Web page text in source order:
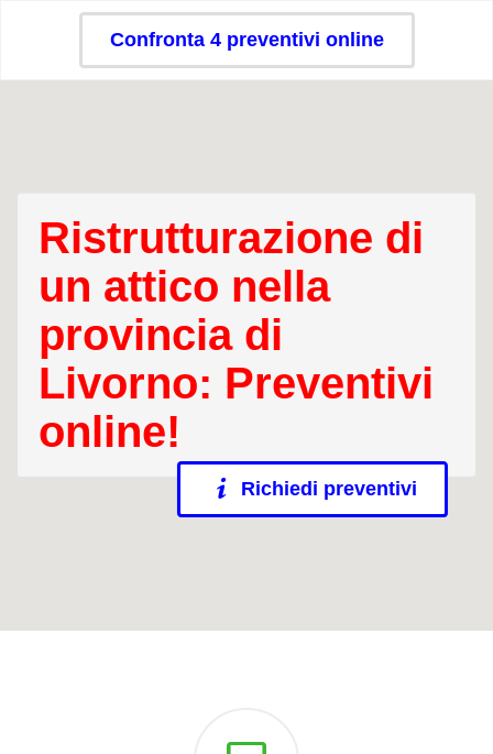
Confronta 4 preventivi online
Ristrutturazione di
un attico nella
provincia di
Livorno: Preventivi
online!
Richiedi preventivi